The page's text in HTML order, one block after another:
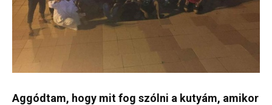
Aggódtam, hogy mit fog szólni a kutyám, amikor